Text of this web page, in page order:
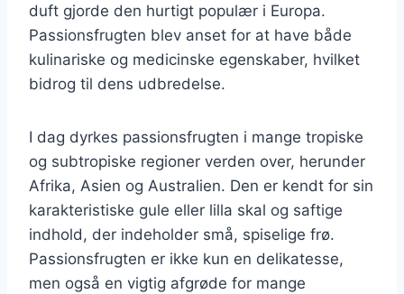
duft gjorde den hurtigt populær i Europa.
Passionsfrugten blev anset for at have både
kulinariske og medicinske egenskaber, hvilket
bidrog til dens udbredelse.
I dag dyrkes passionsfrugten i mange tropiske
og subtropiske regioner verden over, herunder
Afrika, Asien og Australien. Den er kendt for sin
karakteristiske gule eller lilla skal og saftige
indhold, der indeholder små, spiselige frø.
Passionsfrugten er ikke kun en delikatesse,
men også en vigtig afgrøde for mange